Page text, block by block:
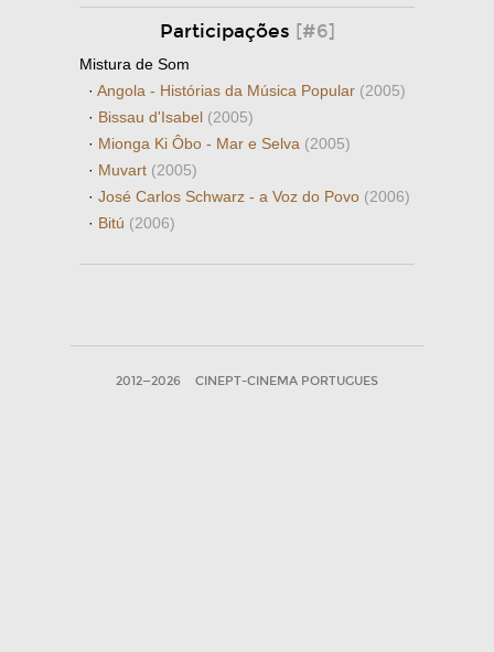
Participações [#6]
Mistura de Som
· Angola - Histórias da Música Popular (2005)
· Bissau d'Isabel (2005)
· Mionga Ki Ôbo - Mar e Selva (2005)
· Muvart (2005)
· José Carlos Schwarz - a Voz do Povo (2006)
· Bitú (2006)
2012—2026 CINEPT-CINEMA PORTUGUES